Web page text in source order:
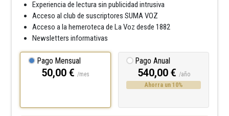
Experiencia de lectura sin publicidad intrusiva
Acceso al club de suscriptores SUMA VOZ
Acceso a la hemeroteca de La Voz desde 1882
Newsletters informativas
Pago Mensual
50,00 € /mes
Pago Anual
540,00 € /año
Ahorra un 10%